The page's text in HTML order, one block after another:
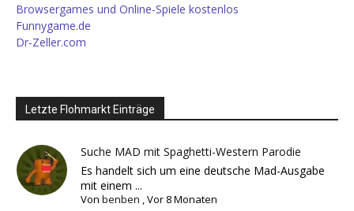
Browsergames und Online-Spiele kostenlos
Funnygame.de
Dr-Zeller.com
Letzte Flohmarkt Einträge
Suche MAD mit Spaghetti-Western Parodie
Es handelt sich um eine deutsche Mad-Ausgabe
mit einem ...
Vonbenben ,Vor 8 Monaten